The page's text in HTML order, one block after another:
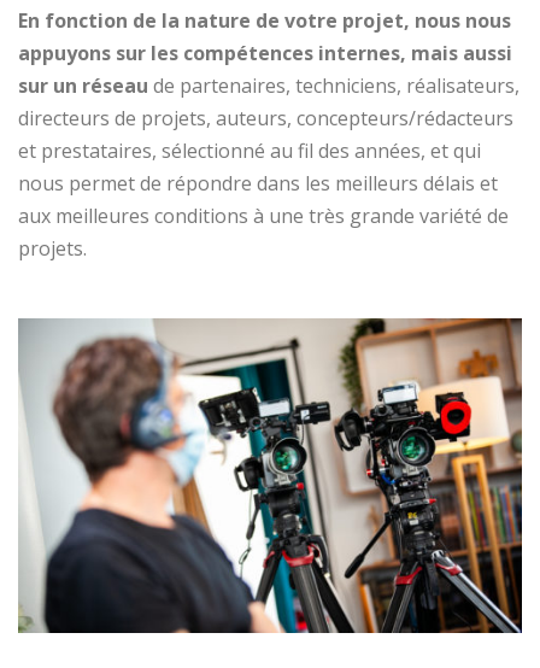
En fonction de la nature de votre projet, nous nous
appuyons sur les compétences internes, mais aussi
sur un réseau de partenaires, techniciens, réalisateurs,
directeurs de projets, auteurs, concepteurs/rédacteurs
et prestataires, sélectionné au fil des années, et qui
nous permet de répondre dans les meilleurs délais et
aux meilleures conditions à une très grande variété de
projets.